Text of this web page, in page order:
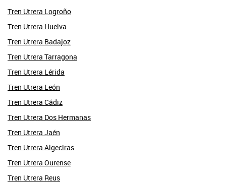
Tren Utrera Logroño
Tren Utrera Huelva
Tren Utrera Badajoz
Tren Utrera Tarragona
Tren Utrera Lérida
Tren Utrera León
Tren Utrera Cádiz
Tren Utrera Dos Hermanas
Tren Utrera Jaén
Tren Utrera Algeciras
Tren Utrera Ourense
Tren Utrera Reus